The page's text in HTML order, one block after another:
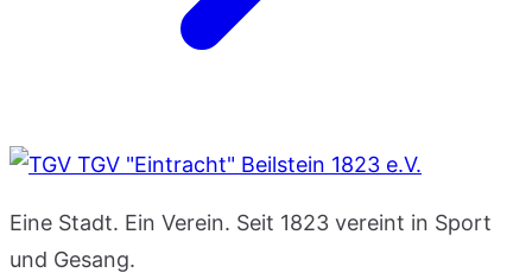
TGV "Eintracht" Beilstein 1823 e.V.
Eine Stadt. Ein Verein. Seit 1823 vereint in Sport
und Gesang.